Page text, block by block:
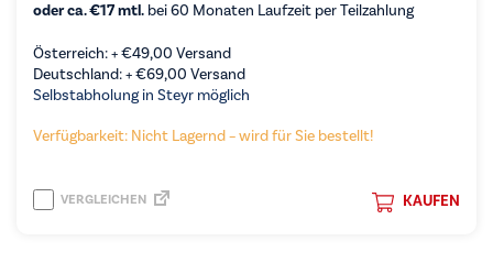
oder ca. €17 mtl. bei 60 Monaten Laufzeit per Teilzahlung
Österreich: +€49,00 Versand
Deutschland: +€69,00 Versand
Selbstabholung in Steyr möglich
Verfügbarkeit: Nicht Lagernd – wird für Sie bestellt!
KAUFEN
VERGLEICHEN